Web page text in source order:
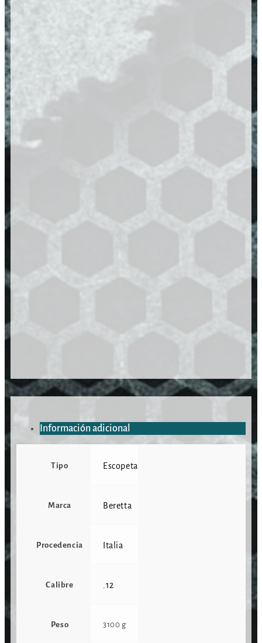
Información adicional
Tipo Escopeta
Marca Beretta
Procedencia Italia
Calibre .12
Peso 3100 g